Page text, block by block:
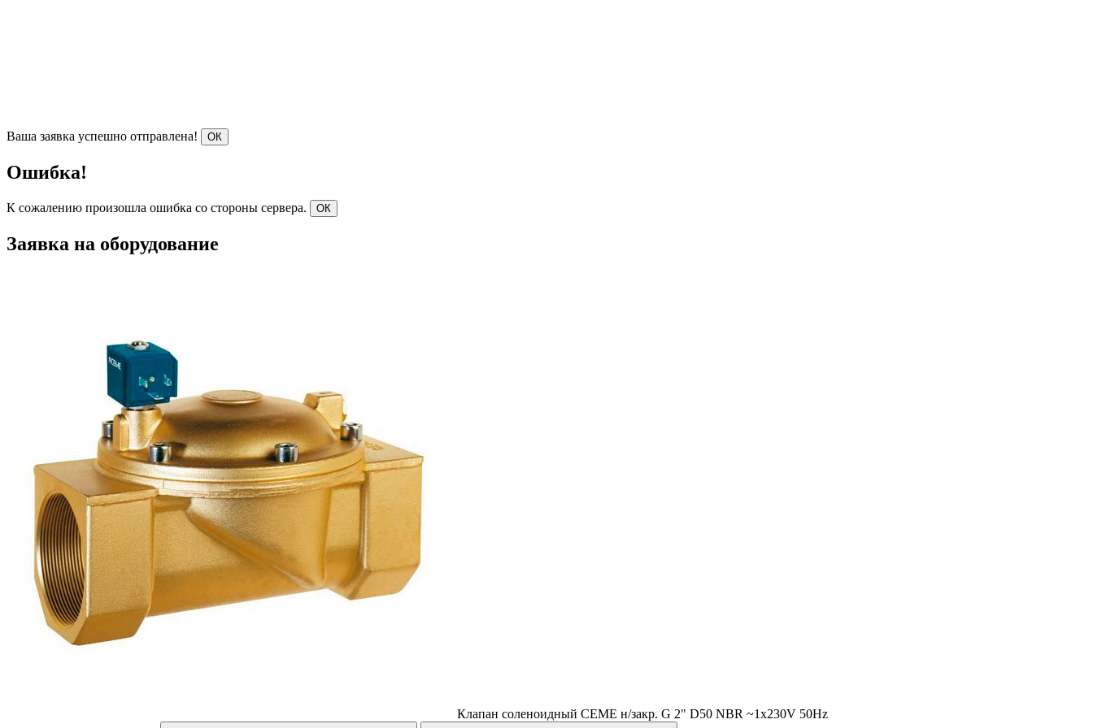
Ваша заявка успешно отправлена! ОК
Ошибка!
К сожалению произошла ошибка со стороны сервера. ОК
Заявка на оборудование
Клапан соленоидный CEME н/закр. G 2" D50 NBR ~1x230V 50Hz